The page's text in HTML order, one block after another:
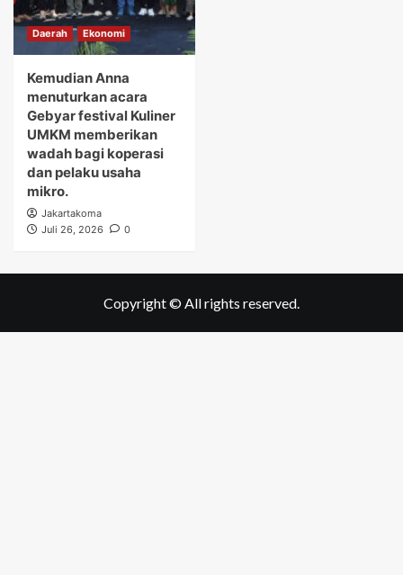
Daerah Ekonomi
Kemudian Anna
menuturkan acara
Gebyar festival Kuliner
UMKM memberikan
wadah bagi koperasi
dan pelaku usaha
mikro.
Jakartakoma
Juli 26, 2026
0
Copyright © All rights reserved.